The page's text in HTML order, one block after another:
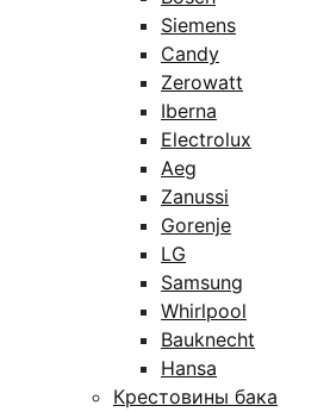
Siemens
Candy
Zerowatt
Iberna
Electrolux
Aeg
Zanussi
Gorenje
LG
Samsung
Whirlpool
Bauknecht
Hansa
Крестовины бака